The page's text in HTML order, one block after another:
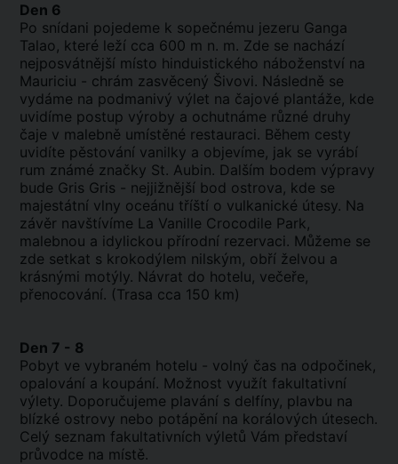
Den 6
Po snídani pojedeme k sopečnému jezeru Ganga
Talao, které leží cca 600 m n. m. Zde se nachází
nejposvátnější místo hinduistického náboženství na
Mauriciu - chrám zasvěcený Šivovi. Následně se
vydáme na podmanivý výlet na čajové plantáže, kde
uvidíme postup výroby a ochutnáme různé druhy
čaje v malebně umístěné restauraci. Během cesty
uvidíte pěstování vanilky a objevíme, jak se vyrábí
rum známé značky St. Aubin. Dalším bodem výpravy
bude Gris Gris - nejjižnější bod ostrova, kde se
majestátní vlny oceánu tříští o vulkanické útesy. Na
závěr navštívíme La Vanille Crocodile Park,
malebnou a idylickou přírodní rezervaci. Můžeme se
zde setkat s krokodýlem nilským, obří želvou a
krásnými motýly. Návrat do hotelu, večeře,
přenocování. (Trasa cca 150 km)
Den 7 - 8
Pobyt ve vybraném hotelu - volný čas na odpočinek,
opalování a koupání. Možnost využít fakultativní
výlety. Doporučujeme plavání s delfíny, plavbu na
blízké ostrovy nebo potápění na korálových útesech.
Celý seznam fakultativních výletů Vám představí
průvodce na místě.